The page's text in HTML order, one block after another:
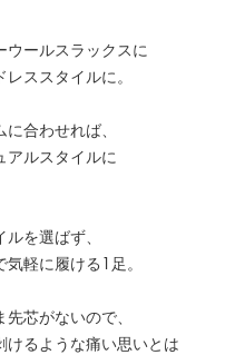
ウールスラックスに
ススタイルに。
合わせれば、
アルスタイルに
を選ばず、
軽に履ける1足。
芯がないので、
けるような痛い思いとは